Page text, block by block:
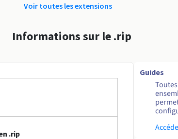
Voir toutes les extensions
Informations sur le .rip
.rip
Guides